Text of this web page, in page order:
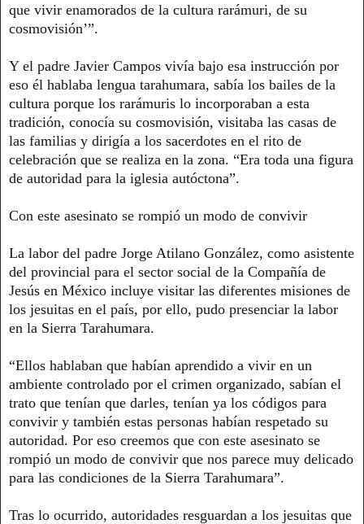
que vivir enamorados de la cultura rarámuri, de su
cosmovisión’”.
Y el padre Javier Campos vivía bajo esa instrucción por
eso él hablaba lengua tarahumara, sabía los bailes de la
cultura porque los rarámuris lo incorporaban a esta
tradición, conocía su cosmovisión, visitaba las casas de
las familias y dirigía a los sacerdotes en el rito de
celebración que se realiza en la zona. “Era toda una figura
de autoridad para la iglesia autóctona”.
Con este asesinato se rompió un modo de convivir
La labor del padre Jorge Atilano González, como asistente
del provincial para el sector social de la Compañía de
Jesús en México incluye visitar las diferentes misiones de
los jesuitas en el país, por ello, pudo presenciar la labor
en la Sierra Tarahumara.
“Ellos hablaban que habían aprendido a vivir en un
ambiente controlado por el crimen organizado, sabían el
trato que tenían que darles, tenían ya los códigos para
convivir y también estas personas habían respetado su
autoridad. Por eso creemos que con este asesinato se
rompió un modo de convivir que nos parece muy delicado
para las condiciones de la Sierra Tarahumara”.
Tras lo ocurrido, autoridades resguardan a los jesuitas que